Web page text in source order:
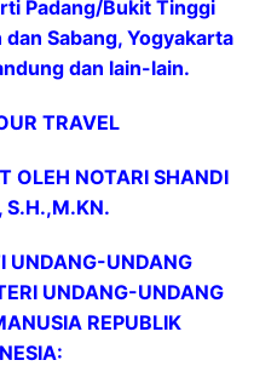
Padang/Bukit Tinggi
Sabang, Yogyakarta
dan lain-lain.
TRAVEL
OLEH NOTARI SHANDI
S.H.,M.KN.
UNDANG-UNDANG
UNDANG-UNDANG
REPUBLIK